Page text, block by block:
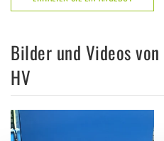
Bilder und Videos
HV